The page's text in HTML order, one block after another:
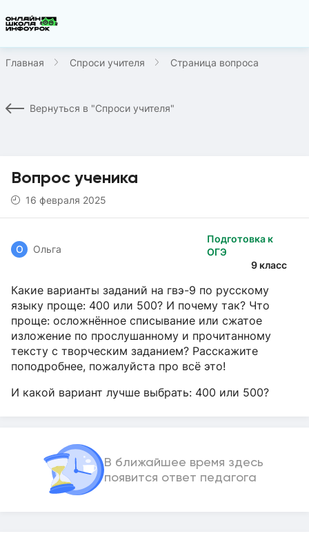
Главная Спроси учителя Страница вопроса
Вернуться в "Спроси учителя"
Вопрос ученика
16 февраля 2025
Подготовка к
ОГЭ
9 класс
О Ольга
Какие варианты заданий на гвэ-9 по русскому
языку проще: 400 или 500? И почему так? Что
проще: осложнённое списывание или сжатое
изложение по прослушанному и прочитанному
тексту с творческим заданием? Расскажите
поподробнее, пожалуйста про всё это!
И какой вариант лучше выбрать: 400 или 500?
В ближайшее время здесь
появится ответ педагога